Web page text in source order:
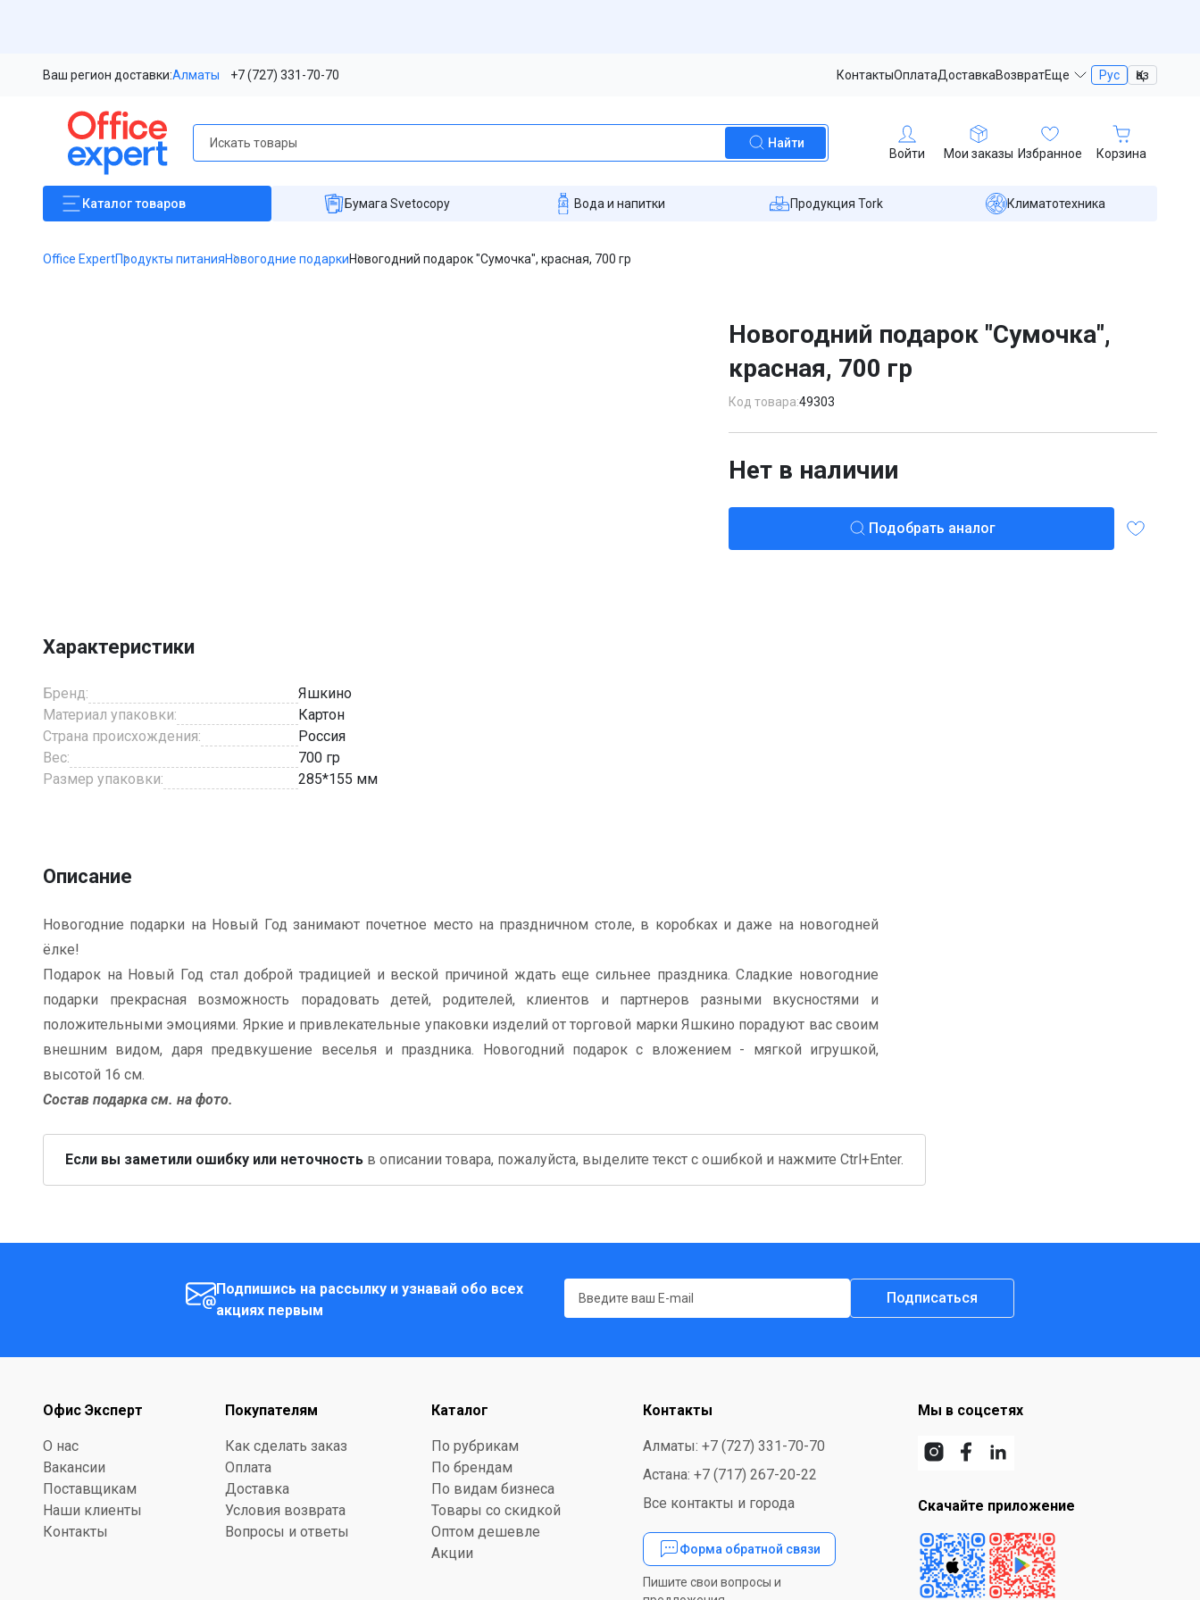
Ваш регион доставки:Алматы +7 (727) 331-70-70 КонтактыОплатаДоставкаВозвратЕще Рус Қаз
Найти
Войти Мои заказы Избранное Корзина
Каталогтоваров Бумага Svetocopy Вода и напитки Продукция Tork Климатотехника
Office ExpertПродукты питанияНовогодние подаркиНовогодний подарок "Сумочка", красная, 700 гр
Новогодний подарок "Сумочка",
красная, 700 гр
Код товара:49303
Нет в наличии
Подобрать аналог
Характеристики
Бренд:
Яшкино
Материал упаковки:
Картон
Страна происхождения:
Россия
Вес:
700 гр
Размер упаковки:
285*155 мм
Описание
Новогодние подарки на Новый Год занимают почетное место на праздничном столе, в коробках и даже на новогодней
ёлке!
Подарок на Новый Год стал доброй традицией и веской причиной ждать еще сильнее праздника. Сладкие новогодние
подарки прекрасная возможность порадовать детей, родителей, клиентов и партнеров разными вкусностями и
положительными эмоциями. Яркие и привлекательные упаковки изделий от торговой марки Яшкино порадуют вас своим
внешним видом, даря предвкушение веселья и праздника. Новогодний подарок с вложением - мягкой игрушкой,
высотой 16 см.
Состав подарка см. на фото.
Если вы заметили ошибку или неточность в описании товара, пожалуйста, выделите текст с ошибкой и нажмите Ctrl+Enter.
Подпишись на рассылку и узнавай обо всех
акциях первым
Подписаться
Офис Эксперт
О нас
Вакансии
Поставщикам
Наши клиенты
Контакты
Покупателям
Как сделать заказ
Оплата
Доставка
Условия возврата
Вопросы и ответы
Каталог
По рубрикам
По брендам
По видам бизнеса
Товары со скидкой
Оптом дешевле
Акции
Контакты
Алматы: +7 (727) 331-70-70
Астана: +7 (717) 267-20-22
Все контакты и города
Форма обратной связи
Пишите свои вопросы и
Мы в соцсетях
Скачайте приложение